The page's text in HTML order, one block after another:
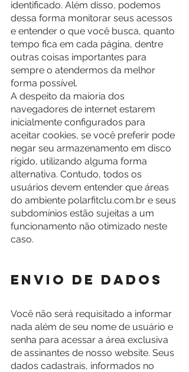
identificado. Além disso, podemos
dessa forma monitorar seus acessos
e entender o que você busca, quanto
tempo fica em cada página, dentre
outras coisas importantes para
sempre o atendermos da melhor
forma possível.
A despeito da maioria dos
navegadores de internet estarem
inicialmente configurados para
aceitar cookies, se você preferir pode
negar seu armazenamento em disco
rígido, utilizando alguma forma
alternativa. Contudo, todos os
usuários devem entender que áreas
do ambiente polarfitclu.com.br e seus
subdomínios estão sujeitas a um
funcionamento não otimizado neste
caso.
Envio de dados
Você não será requisitado a informar
nada além de seu nome de usuário e
senha para acessar a área exclusiva
de assinantes de nosso website. Seus
dados cadastrais, informados no